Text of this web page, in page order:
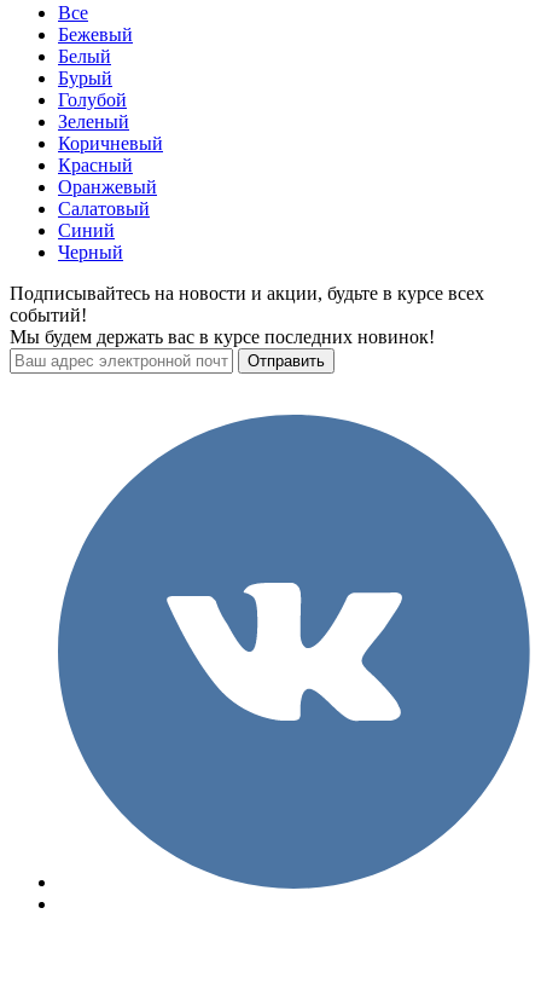
Все
Бежевый
Белый
Бурый
Голубой
Зеленый
Коричневый
Красный
Оранжевый
Салатовый
Синий
Черный
Подписывайтесь на новости и акции, будьте в курсе всех
событий!
Мы будем держать вас в курсе последних новинок!